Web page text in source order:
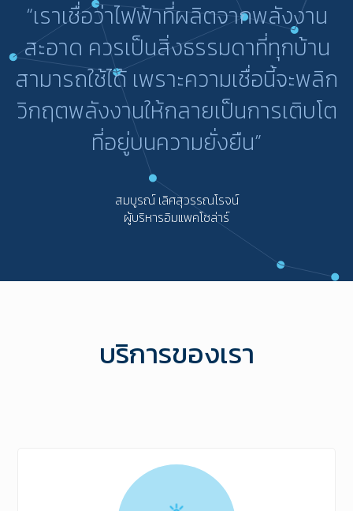
“เราเชื่อว่าไฟฟ้าที่ผลิตจากพลังงาน
สะอาด ควรเป็นสิ่งธรรมดาที่ทุกบ้าน
สามารถใช้ได้ เพราะความเชื่อนี้จะพลิก
วิกฤตพลังงานให้กลายเป็นการเติบโต
ที่อยู่บนความยั่งยืน”
สมบูรณ์ เลิศสุวรรณโรจน์
ผู้บริหารอิมแพคโซล่าร์
บริการของเรา